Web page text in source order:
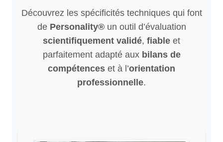
Découvrez les spécificités techniques qui font
de Personality®un outil d’évaluation
scientifiquement validé, fiable et
parfaitement adapté aux bilans de
compétences et à l’orientation
professionnelle.